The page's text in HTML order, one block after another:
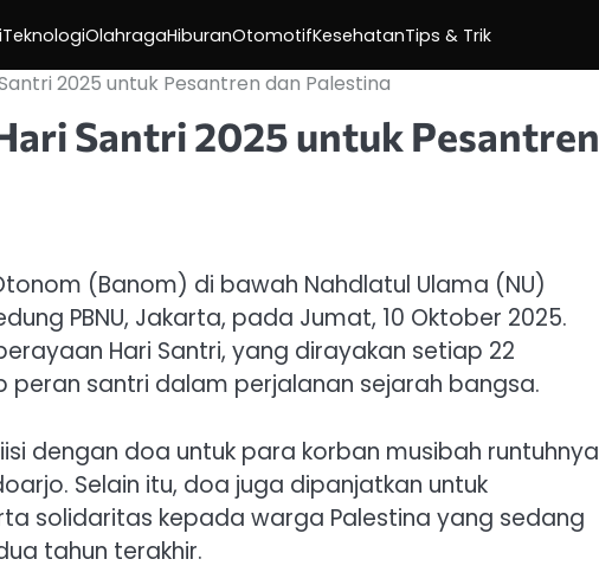
TeknologiOlahragaHiburanOtomotifKesehatanTips & Trik
2025 untuk Pesantren dan Palestina
Santri 2025 untuk Pesantren
(Banom) di bawah Nahdlatul Ulama (NU)
PBNU, Jakarta, pada Jumat, 10 Oktober 2025.
Hari Santri, yang dirayakan setiap 22
santri dalam perjalanan sejarah bangsa.
dengan doa untuk para korban musibah runtuhnya
Selain itu, doa juga dipanjatkan untuk
solidaritas kepada warga Palestina yang sedang
tahun terakhir.